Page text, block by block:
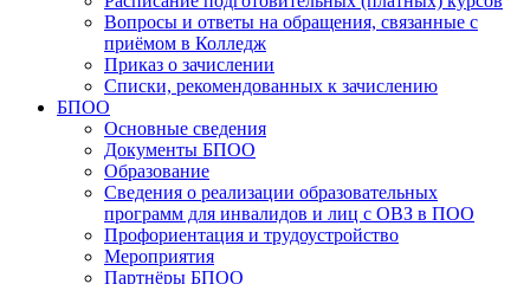
Вопросы и ответы на обращения, связанные с
приёмом в Колледж
Приказ о зачислении
Списки, рекомендованных к зачислению
БПОО
Основные сведения
Документы БПОО
Образование
Сведения о реализации образовательных
программ для инвалидов и лиц с ОВЗ в ПОО
Профориентация и трудоустройство
Мероприятия
Партнёры БПОО